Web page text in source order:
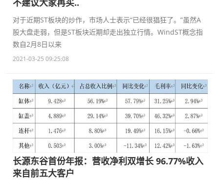
不建议大家再买..
对于近期ST板块的炒作，市场人士表示“已经很猖狂了。”虽然A
股大盘走弱，但是ST板块近期却走出独立行情。WindST概念指
数自2月8日以来
2021-03-25 09:25:08
长源东谷首份年报：营收净利双增长 96.77%收入
来自前五大客户